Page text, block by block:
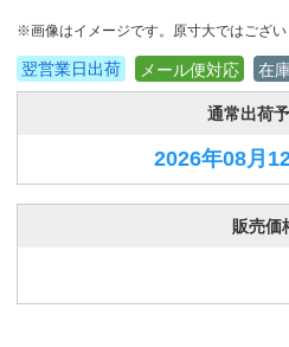
※画像はイメージです。原寸大ではござい
翌営業日出荷 メール便対応 在
通常出荷
2026年08月
販売価